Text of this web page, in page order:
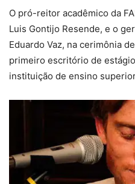
O pró-reitor acadêmico da
Luis Gontijo Resende, e o
Eduardo Vaz, na cerimônia
primeiro escritório de
instituição de ensino